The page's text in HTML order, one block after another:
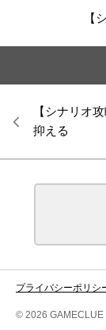
【
【シナリオ
抑える
プライバシーポリシ
© 2026 GAMECLUE